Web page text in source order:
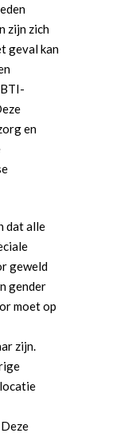
zijn zich
geval kan
en
dat alle
geweld
gender
moet op
zijn.